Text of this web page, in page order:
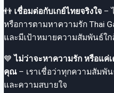
👬 เชื่อมต่อกับเกย์ไทยจริงใจ –
หรือการตามหาความรัก Thai
และมีเป้าหมายความสัมพันธ์ใก
💙ไม่ว่าจะหาความรัก หรือแค่
คุณ – เราเชื่อว่าทุกความสัมพั
และความสบายใจ